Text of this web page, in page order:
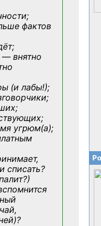
фактов
— внятно
(и лабы!);
угрюм(а);
списать?